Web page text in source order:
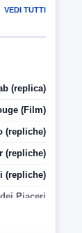
VEDI TUTTI
(replica)
(Film)
(repliche)
(repliche)
(repliche)
Piaceri